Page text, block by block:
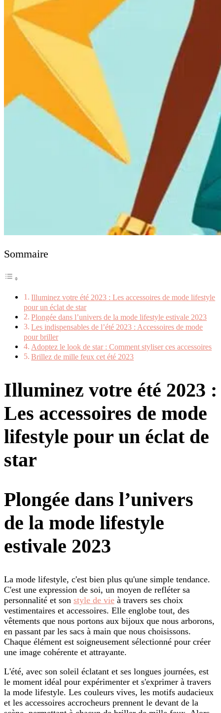
Sommaire
Illuminez votre été 2023 : Les accessoires de mode lifestyle
pour un éclat de star
Plongée dans l’univers de la mode lifestyle estivale 2023
Les indispensables de l’été 2023 : Accessoires de mode
pour briller
Adoptez le look de star : Comment styliser ces accessoires
Brillez de mille feux cet été 2023
Illuminez votre été 2023 :
Les accessoires de mode
lifestyle pour un éclat de
star
Plongée dans l’univers
de la mode lifestyle
estivale 2023
La mode lifestyle, c'est bien plus qu'une simple tendance.
C'est une expression de soi, un moyen de refléter sa
personnalité et son style de vie à travers ses choix
vestimentaires et accessoires. Elle englobe tout, des
vêtements que nous portons aux bijoux que nous arborons,
en passant par les sacs à main que nous choisissons.
Chaque élément est soigneusement sélectionné pour créer
une image cohérente et attrayante.
L'été, avec son soleil éclatant et ses longues journées, est
le moment idéal pour expérimenter et s'exprimer à travers
la mode lifestyle. Les couleurs vives, les motifs audacieux
et les accessoires accrocheurs prennent le devant de la